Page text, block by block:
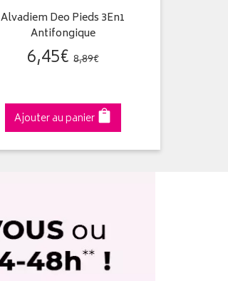
Alvadiem Deo Pieds 3En1
Antifongique
6,45€ 8,89€
Ajouter au panier